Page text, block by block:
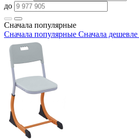
до
Сначала популярные
Сначала популярные Сначала дешевле